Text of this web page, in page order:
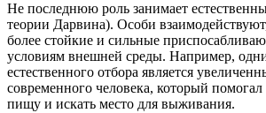
Не последнюю роль занимает
теории Дарвина). Особи
более стойкие и сильные
условиям внешней среды. Например,
естественного отбора является
современного человека, который
пищу и искать место для выживания.